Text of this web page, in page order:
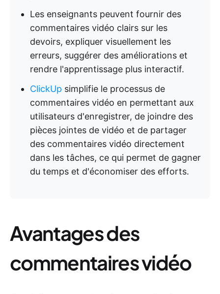
Les enseignants peuvent fournir des
commentaires vidéo clairs sur les
devoirs, expliquer visuellement les
erreurs, suggérer des améliorations et
rendre l'apprentissage plus interactif.
ClickUp simplifie le processus de
commentaires vidéo en permettant aux
utilisateurs d'enregistrer, de joindre des
pièces jointes de vidéo et de partager
des commentaires vidéo directement
dans les tâches, ce qui permet de gagner
du temps et d'économiser des efforts.
Avantages des
commentaires vidéo